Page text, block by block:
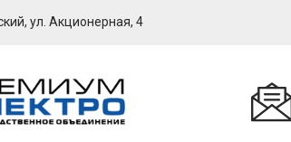
ул. Акционерная, 4